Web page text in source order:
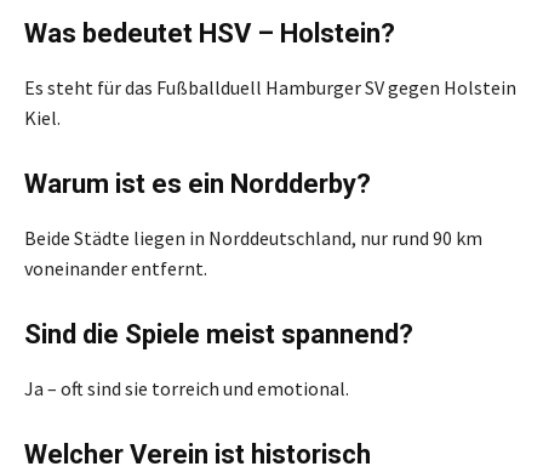
Was bedeutet HSV – Holstein?
Es steht für das Fußballduell Hamburger SV gegen Holstein
Kiel.
Warum ist es ein Nordderby?
Beide Städte liegen in Norddeutschland, nur rund 90 km
voneinander entfernt.
Sind die Spiele meist spannend?
Ja – oft sind sie torreich und emotional.
Welcher Verein ist historisch